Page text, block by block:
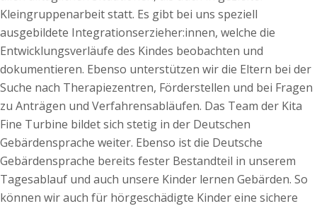
Kleingruppenarbeit statt. Es gibt bei uns speziell
ausgebildete Integrationserzieher:innen, welche die
Entwicklungsverläufe des Kindes beobachten und
dokumentieren. Ebenso unterstützen wir die Eltern bei der
Suche nach Therapiezentren, Förderstellen und bei Fragen
zu Anträgen und Verfahrensabläufen. Das Team der Kita
Fine Turbine bildet sich stetig in der Deutschen
Gebärdensprache weiter. Ebenso ist die Deutsche
Gebärdensprache bereits fester Bestandteil in unserem
Tagesablauf und auch unsere Kinder lernen Gebärden. So
können wir auch für hörgeschädigte Kinder eine sichere